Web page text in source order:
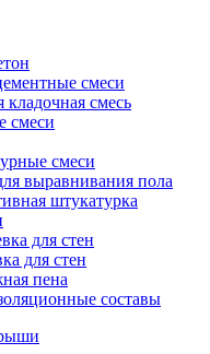
смеси
кладочная смесь
смеси
смеси
выравнивания пола
штукатурка
для стен
для стен
пена
составы